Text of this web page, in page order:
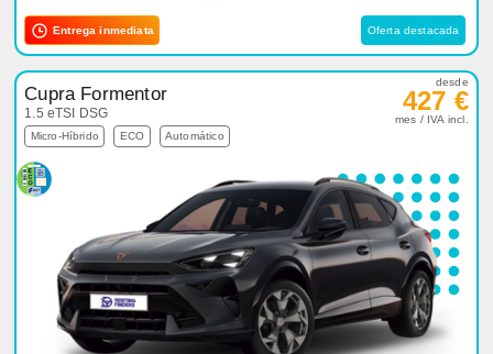
Entrega inmediata Oferta destacada
Cupra Formentor
1.5 eTSI DSG
Micro-Híbrido ECO Automático
desde
427 €
mes / IVA incl.